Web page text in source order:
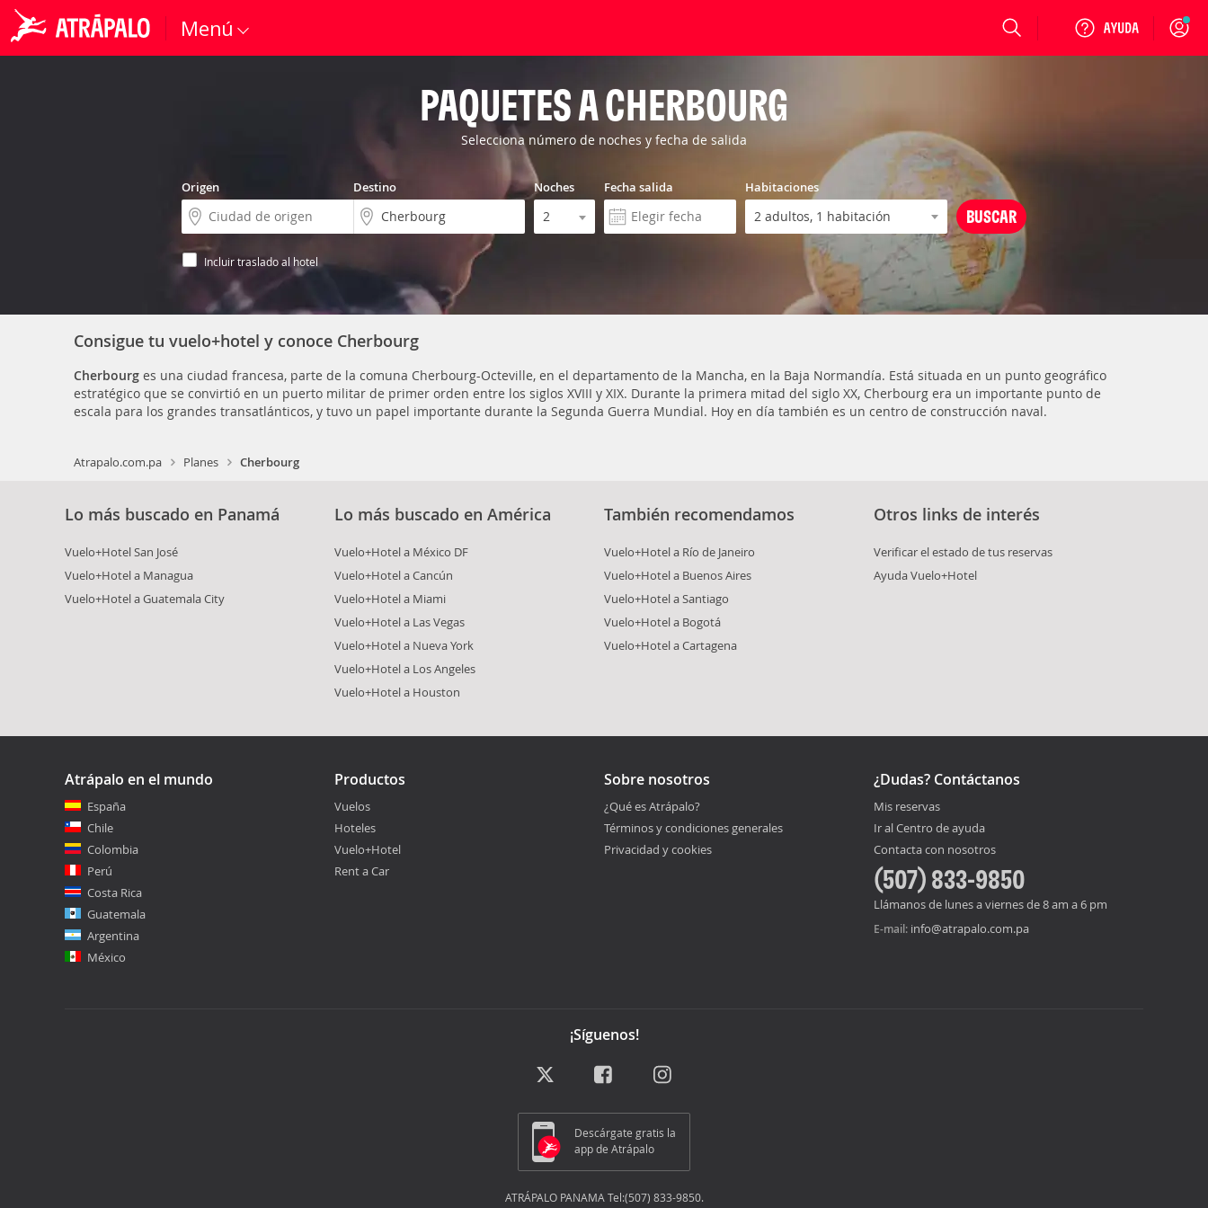
Menú Login
PAQUETES A CHERBOURG
Selecciona número de noches y fecha de salida
Origen Destino Noches Fecha salida Habitaciones
Incluir traslado al hotel
Consigue tu vuelo+hotel y conoce Cherbourg
Cherbourg es una ciudad francesa, parte de la comuna Cherbourg-Octeville, en el departamento de la Mancha, en la Baja Normandía. Está situada en un punto geográfico
estratégico que se convirtió en un puerto militar de primer orden entre los siglos XVIII y XIX. Durante la primera mitad del siglo XX, Cherbourg era un importante punto de
escala para los grandes transatlánticos, y tuvo un papel importante durante la Segunda Guerra Mundial. Hoy en día también es un centro de construcción naval.
Atrapalo.com.pa Planes Cherbourg
Lo más buscado en Panamá
Vuelo+Hotel San José
Vuelo+Hotel a Managua
Vuelo+Hotel a Guatemala City
Lo más buscado en América
Vuelo+Hotel a México DF
Vuelo+Hotel a Cancún
Vuelo+Hotel a Miami
Vuelo+Hotel a Las Vegas
Vuelo+Hotel a Nueva York
Vuelo+Hotel a Los Angeles
Vuelo+Hotel a Houston
También recomendamos
Vuelo+Hotel a Río de Janeiro
Vuelo+Hotel a Buenos Aires
Vuelo+Hotel a Santiago
Vuelo+Hotel a Bogotá
Vuelo+Hotel a Cartagena
Otros links de interés
Verificar el estado de tus reservas
Ayuda Vuelo+Hotel
Atrápalo en el mundo
España
Chile
Colombia
Perú
Costa Rica
Guatemala
Argentina
México
Productos
Vuelos
Hoteles
Vuelo+Hotel
Rent a Car
Sobre nosotros
¿Qué es Atrápalo?
Términos y condiciones generales
Privacidad y cookies
¿Dudas? Contáctanos
Mis reservas
Ir al Centro de ayuda
Contacta con nosotros
(507) 833-9850
Llámanos de lunes a viernes de 8 am a 6 pm
E-mail: info@atrapalo.com.pa
¡Síguenos!
Descárgate gratis la
app de Atrápalo
ATRÁPALO PANAMA Tel:(507) 833-9850.